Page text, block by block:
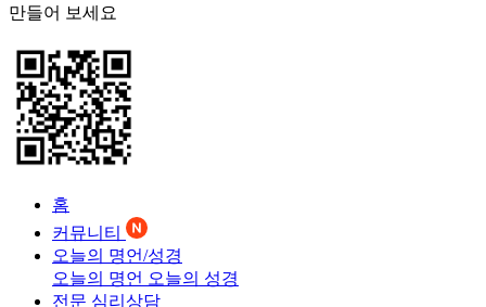
만들어 보세요
홈
커뮤니티
오늘의 명언/성경
오늘의 명언 오늘의 성경
전문 심리상담